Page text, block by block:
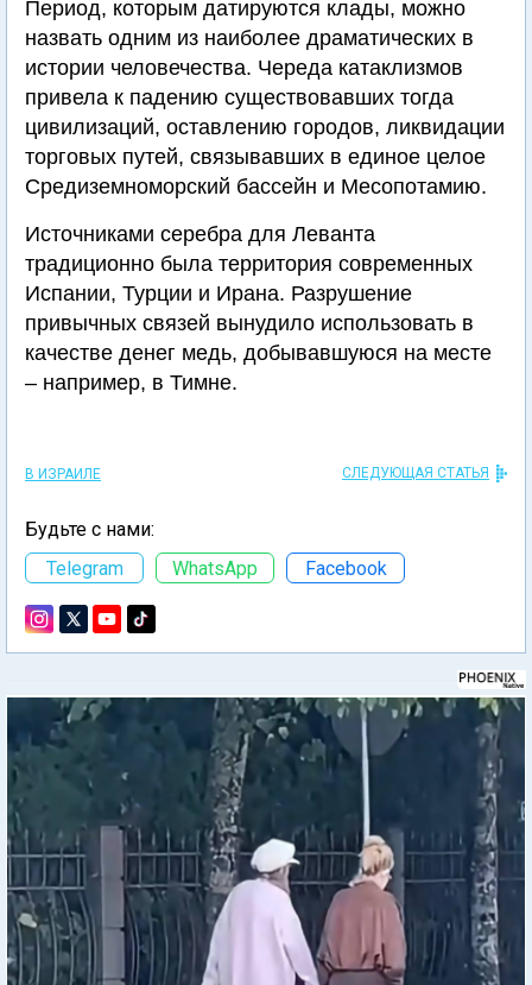
Период, которым датируются клады, можно
назвать одним из наиболее драматических в
истории человечества. Череда катаклизмов
привела к падению существовавших тогда
цивилизаций, оставлению городов, ликвидации
торговых путей, связывавших в единое целое
Средиземноморский бассейн и Месопотамию.
Источниками серебра для Леванта
традиционно была территория современных
Испании, Турции и Ирана. Разрушение
привычных связей вынудило использовать в
качестве денег медь, добывавшуюся на месте
– например, в Тимне.
В ИЗРАИЛЕ СЛЕДУЮЩАЯ СТАТЬЯ
Будьте с нами:
Telegram
WhatsApp Facebook